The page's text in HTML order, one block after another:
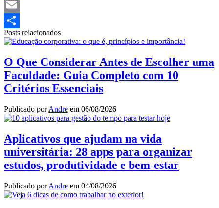
Twitter
Email
Share
Posts relacionados
O Que Considerar Antes de Escolher uma
Faculdade: Guia Completo com 10
Critérios Essenciais
Publicado porAndre em 06/08/2026
Aplicativos que ajudam na vida
universitária: 28 apps para organizar
estudos, produtividade e bem-estar
Publicado porAndre em 04/08/2026